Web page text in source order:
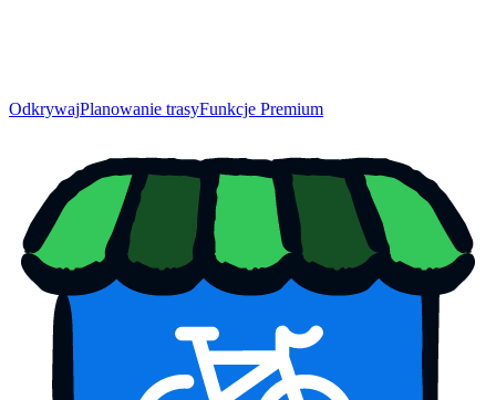
OdkrywajPlanowanie trasyFunkcje Premium